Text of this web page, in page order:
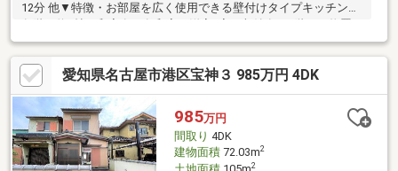
12分 他▼特徴・お部屋を広く使用できる壁付けタイプキッチン・
を設置・駐車スペース有(車種による)・前面道路幅員は約8m▼周
辺環境・スーパー「ナフコ宝神店」徒歩9分(約690m)・港西小学
校 徒歩7分(約500m)・宝神中学校 徒歩9分(約700m)※上記建物面積
のほか増築未登記部分(1階南側サンルーム、1階西側物置部分)が
あります。■ ご希望の住まい探しをお手伝いします
━━━━━・・・物件の詳細・ご相談はお気軽にお問い合わせく
ださい。
愛知県名古屋市港区宝神３ 985万円 4DK
985万円
間取り 4DK
建物面積72.03m2
2